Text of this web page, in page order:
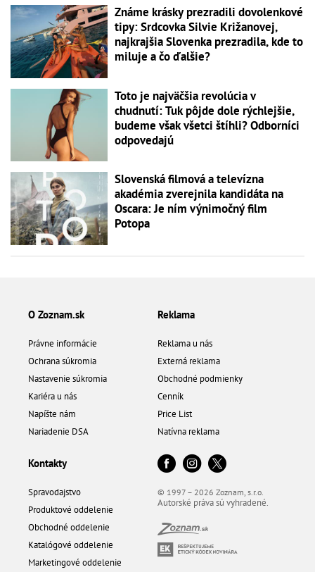
Známe krásky prezradili dovolenkové
tipy: Srdcovka Silvie Križanovej,
najkrajšia Slovenka prezradila, kde to
miluje a čo ďalšie?
Toto je najväčšia revolúcia v
chudnutí: Tuk pôjde dole rýchlejšie,
budeme však všetci štíhli? Odborníci
odpovedajú
Slovenská filmová a televízna
akadémia zverejnila kandidáta na
Oscara: Je ním výnimočný film
Potopa
O Zoznam.sk
Právne informácie
Ochrana súkromia
Nastavenie súkromia
Kariéra u nás
Napíšte nám
Nariadenie DSA
Reklama
Reklama u nás
Externá reklama
Obchodné podmienky
Cenník
Price List
Natívna reklama
Kontakty
Spravodajstvo
Produktové oddelenie
Obchodné oddelenie
Katalógové oddelenie
Marketingové oddelenie
© 1997 – 2026 Zoznam, s.r.o.
Autorské práva sú vyhradené.